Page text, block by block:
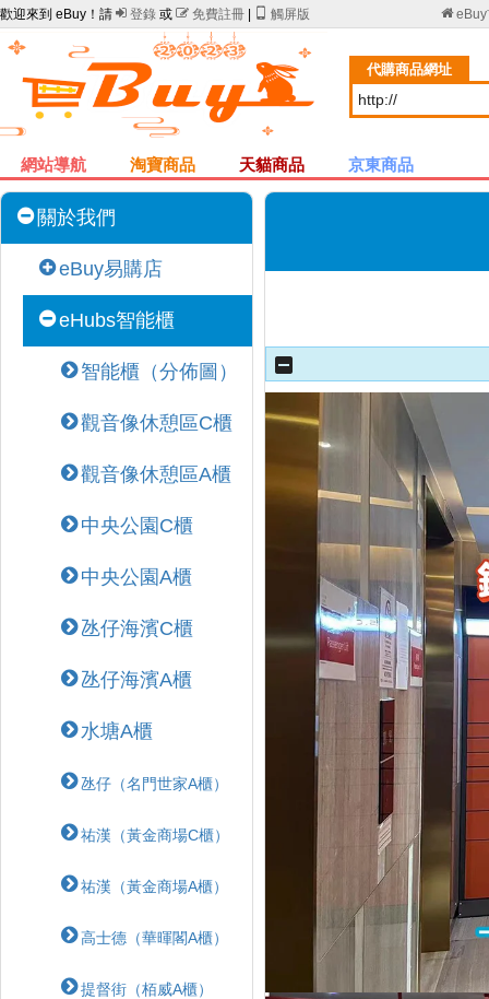
歡迎來到 eBuy！請  登錄 或  免費註冊 觸屏版 eBuy
代購商品網址
網站導航 淘寶商品 天貓商品 京東商品
關於我們
eBuy易購店
eHubs智能櫃
智能櫃（分佈圖）
觀音像休憩區C櫃
觀音像休憩區A櫃
中央公園C櫃
中央公園A櫃
氹仔海濱C櫃
氹仔海濱A櫃
水塘A櫃
氹仔（名門世家A櫃）
祐漢（黃金商場C櫃）
祐漢（黃金商場A櫃）
高士德（華暉閣A櫃）
提督街（栢威A櫃）